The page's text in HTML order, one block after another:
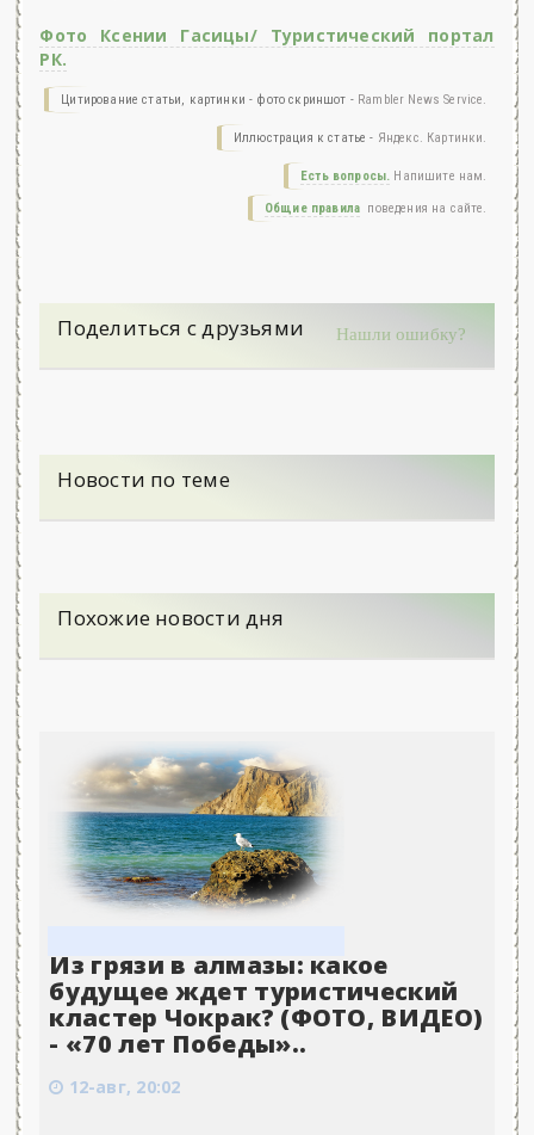
Фото Ксении Гасицы/ Туристический портал
РК.
Цитирование статьи, картинки - фото скриншот - Rambler News Service.
Иллюстрация к статье - Яндекс. Картинки.
Есть вопросы. Напишите нам.
Общие правила поведения на сайте.
Поделиться с друзьями Нашли ошибку?
Новости по теме
Похожие новости дня
Из грязи в алмазы: какое
будущее ждет туристический
кластер Чокрак? (ФОТО, ВИДЕО)
- «70 лет Победы»..
12-авг, 20:02